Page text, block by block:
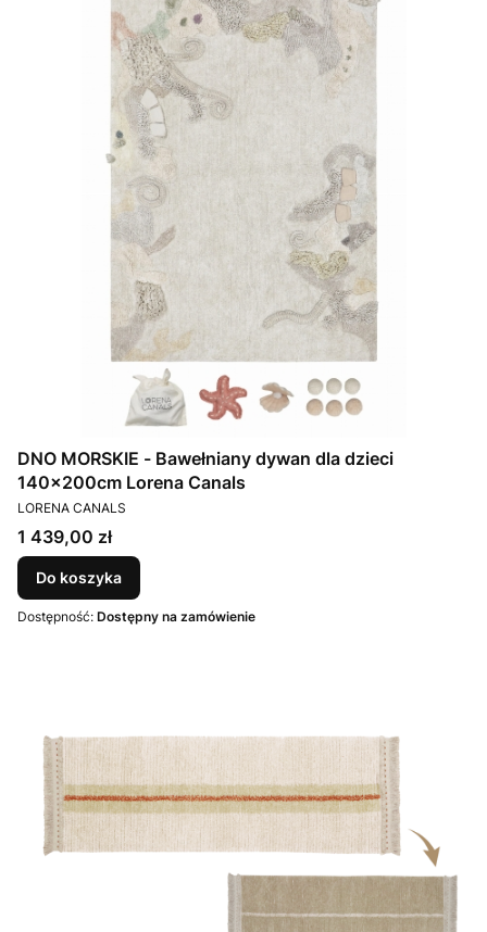
DNO MORSKIE - Bawełniany dywan dla dzieci
140x200cm Lorena Canals
PRODUCENT
LORENA CANALS
Cena
1 439,00 zł
Do koszyka
Dostępność: Dostępny na zamówienie